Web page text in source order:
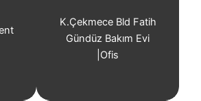
K.Çekmece Bld Fatih
Gündüz Bakım Evi
Ofis